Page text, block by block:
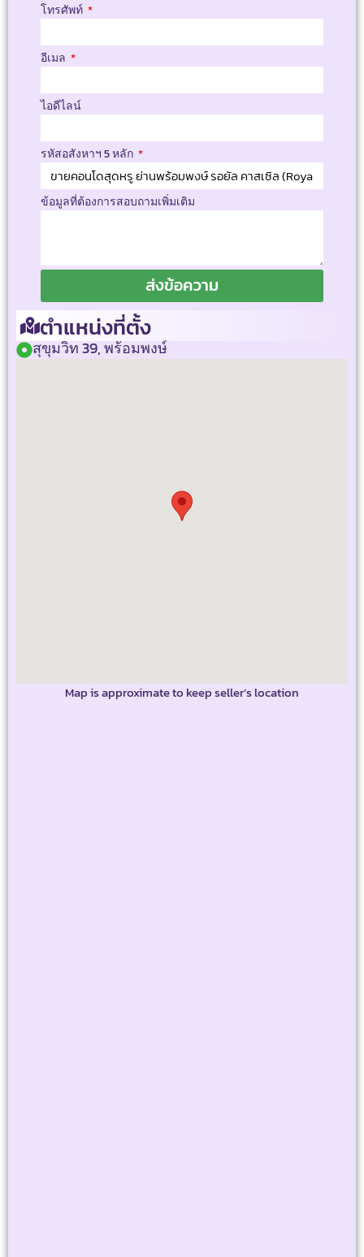
โทรศัพท์
อีเมล
ไอดีไลน์
รหัสอสังหาฯ 5 หลัก
ข้อมูลที่ต้องการสอบถามเพิ่มเติม
ส่งข้อความ
ตำแหน่งที่ตั้ง
สุขุมวิท 39, พร้อมพงษ์
Map is approximate to keep seller’s location